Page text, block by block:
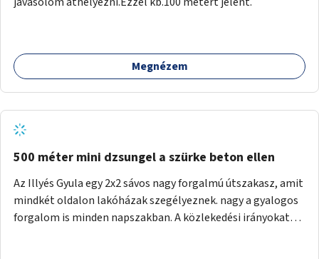
Megnézem
500 méter mini dzsungel a szürke beton ellen
Az Illyés Gyula egy 2x2 sávos nagy forgalmú útszakasz, amit
mindkét oldalon lakóházak szegélyeznek. nagy a gyalogos
forgalom is minden napszakban. A közlekedési irányokat